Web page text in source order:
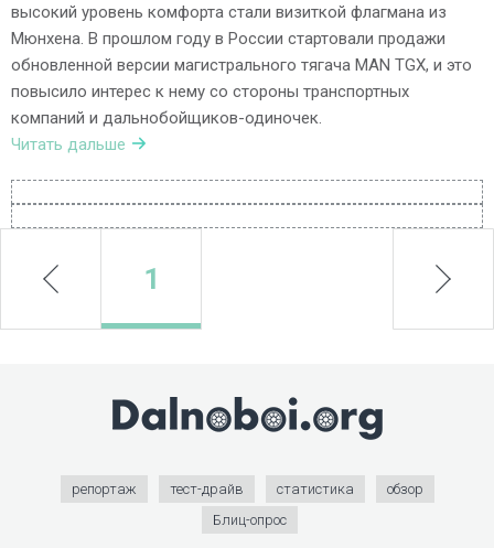
высокий уровень комфорта стали визиткой флагмана из
Мюнхена. В прошлом году в России стартовали продажи
обновленной версии магистрального тягача MAN TGX, и это
повысило интерес к нему со стороны транспортных
компаний и дальнобойщиков-одиночек.
Читать дальше
prev 1 next
репортаж тест-драйв статистика
обзор
Блиц-опрос